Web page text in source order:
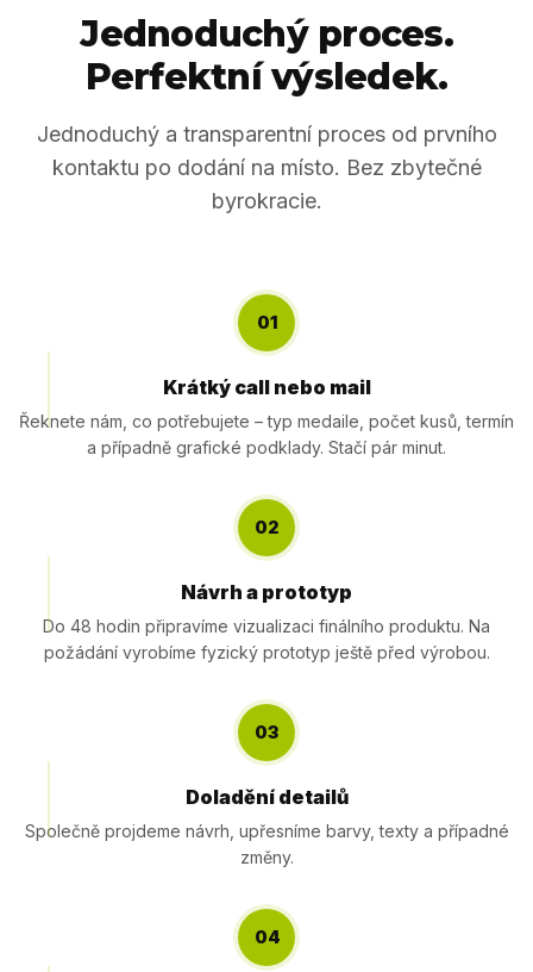
Jednoduchý proces.
Perfektní výsledek.
Jednoduchý a transparentní proces od prvního
kontaktu po dodání na místo. Bez zbytečné
byrokracie.
01
Krátký call nebo mail
Řeknete nám, co potřebujete – typ medaile, počet kusů, termín
a případně grafické podklady. Stačí pár minut.
02
Návrh a prototyp
Do 48 hodin připravíme vizualizaci finálního produktu. Na
požádání vyrobíme fyzický prototyp ještě před výrobou.
03
Doladění detailů
Společně projdeme návrh, upřesníme barvy, texty a případné
změny.
04